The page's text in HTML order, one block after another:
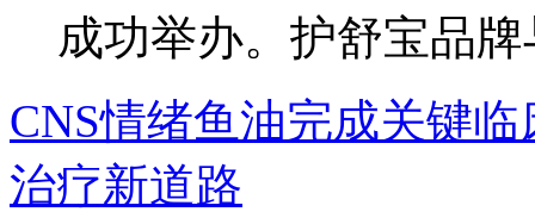
成功举办。护舒宝品牌
CNS情绪鱼油完成关键
治疗新道路